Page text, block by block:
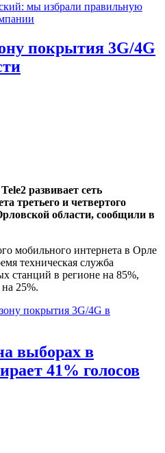
мы избрали правильную
покрытия 3G/4G
развивает сеть
третьего и четвертого
области, сообщили в
мобильного интернета в Орле
техническая служба
станций в регионе на 85%,
25%.
покрытия 3G/4G в
выборах в
41% голосов